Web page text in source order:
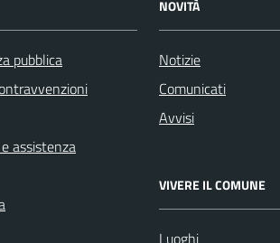
pubblica
assistenza
NOVITÀ
Notizie
Comunicati
Avvisi
VIVERE IL COMUNE
Luoghi